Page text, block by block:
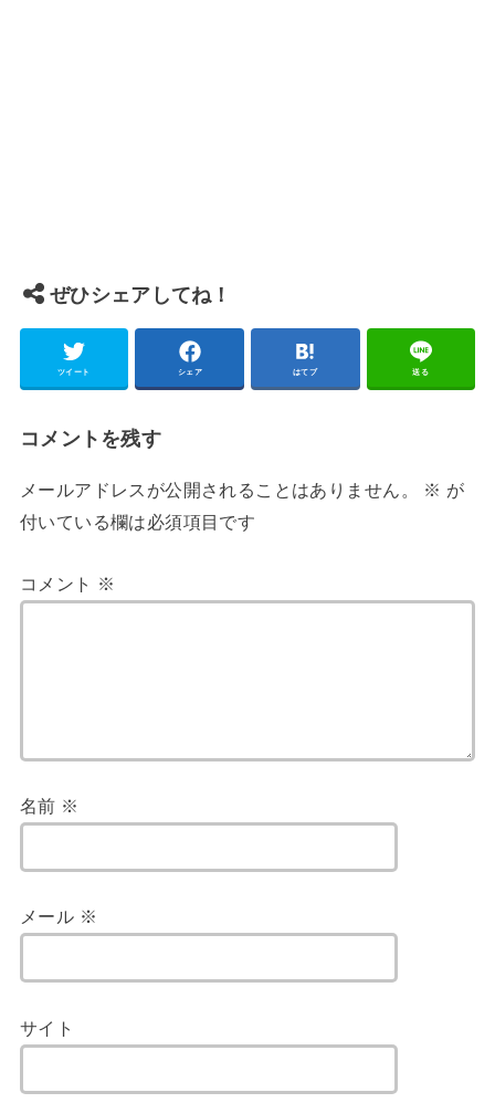
ぜひシェアしてね！
ツイート シェア はてブ 送る
コメントを残す
メールアドレスが公開されることはありません。 ※ が
付いている欄は必須項目です
コメント ※
名前 ※
メール ※
サイト